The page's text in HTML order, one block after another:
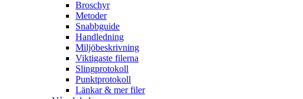
Broschyr
Metoder
Snabbguide
Handledning
Miljöbeskrivning
Viktigaste filerna
Slingprotokoll
Punktprotokoll
Länkar & mer filer